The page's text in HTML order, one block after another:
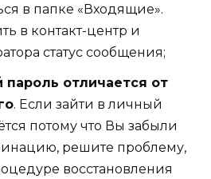
в папке «Входящие».
в контакт-центр и
статус сообщения;
отличается от
. Если зайти в личный
потому что Вы забыли
решите проблему,
восстановления